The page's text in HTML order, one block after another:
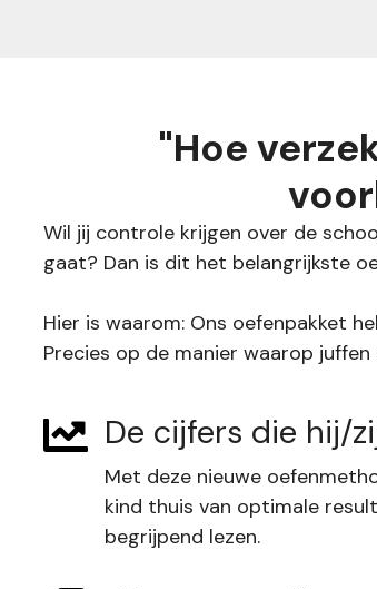
"Hoe
Wil jij controle krijgen over de
gaat? Dan is dit het belangrijkste
Hier is waarom: Ons oefenpakket
Precies op de manier waarop
De cijfers die hij/
Met deze nieuwe
kind thuis van optimale
begrijpend lezen.